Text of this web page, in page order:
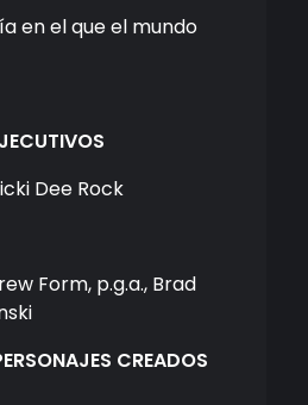
en el que el mundo
Dee Rock
Form, p.g.a., Brad
CREADOS